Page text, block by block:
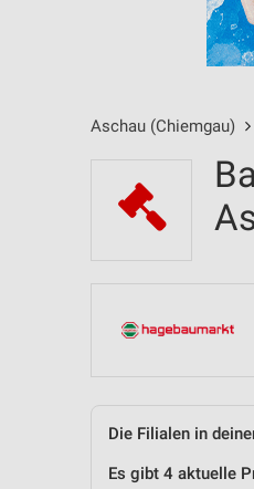
Aschau (Chiemgau)
Die Filialen in
Es gibt 4 aktuelle